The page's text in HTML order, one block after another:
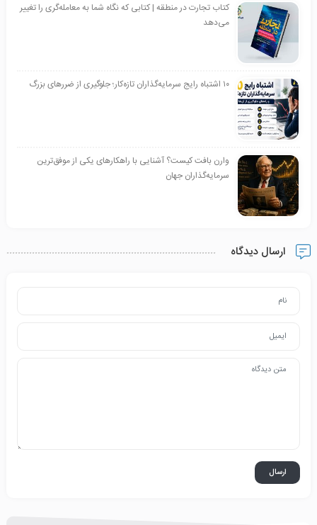
کتاب تجارت در منطقه | کتابی که نگاه شما به معامله‌گری را تغییر
می‌دهد
۱۰ اشتباه رایج سرمایه‌گذاران تازه‌کار؛ جلوگیری از ضررهای بزرگ
وارن بافت کیست؟ آشنایی با راهکارهای یکی از موفق‌ترین
سرمایه‌گذاران جهان
ارسال دیدگاه